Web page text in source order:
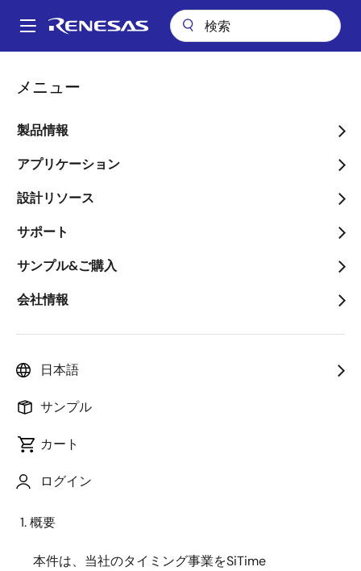
ン
Main
メニュー
製品情報
アプリケーション
設計リソース
サポート
サンプル&ご購入
会社情報
日本語
サンプル
カート
ログイン
パ
ン
く
ず
（開示事項の経過）当社連結子会社による事業譲渡完了に関するお知
（開示事項の経過）当社連
結子会社による事業譲渡完
了に関するお知らせ
2026年7月1日
社）は、2026
ミング事業の譲渡に係る取引について、
知らせします。
1. 概要
本件は、当社のタイミング事業をSiTime